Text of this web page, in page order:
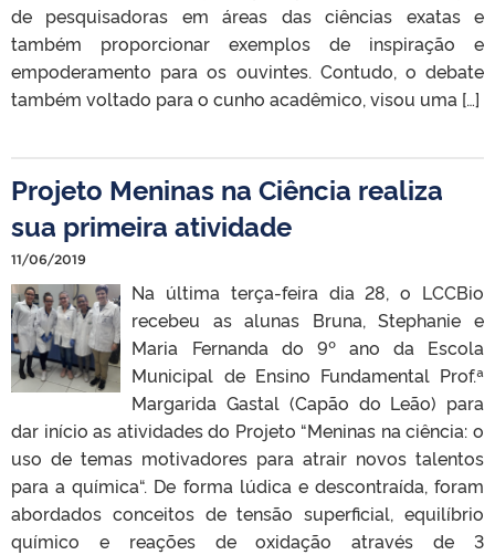
de pesquisadoras em áreas das ciências exatas e
também proporcionar exemplos de inspiração e
empoderamento para os ouvintes. Contudo, o debate
também voltado para o cunho acadêmico, visou uma […]
Projeto Meninas na Ciência realiza
sua primeira atividade
11/06/2019
Na última terça-feira dia 28, o LCCBio
recebeu as alunas Bruna, Stephanie e
Maria Fernanda do 9º ano da Escola
Municipal de Ensino Fundamental Prof.ª
Margarida Gastal (Capão do Leão) para
dar início as atividades do Projeto “Meninas na ciência: o
uso de temas motivadores para atrair novos talentos
para a química“. De forma lúdica e descontraída, foram
abordados conceitos de tensão superficial, equilíbrio
químico e reações de oxidação através de 3